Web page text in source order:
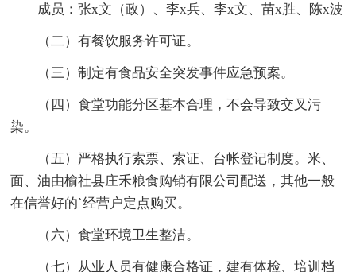
成员：张x文（政）、李x兵、李x文、苗x胜、陈x波
（二）有餐饮服务许可证。
（三）制定有食品安全突发事件应急预案。
（四）食堂功能分区基本合理，不会导致交叉污
染。
（五）严格执行索票、索证、台帐登记制度。米、
面、油由榆社县庄禾粮食购销有限公司配送，其他一般
在信誉好的`经营户定点购买。
（六）食堂环境卫生整洁。
（七）从业人员有健康合格证，建有体检、培训档